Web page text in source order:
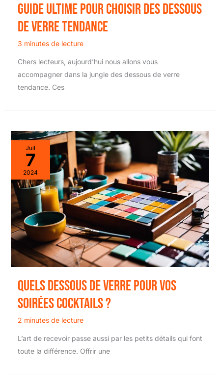
Guide ultime pour choisir des dessous
de verre tendance
3 minutes de lecture
Chers lecteurs, aujourd’hui nous allons vous
accompagner dans la jungle des dessous de verre
tendance. Ces
Juil
7
2024
Quels dessous de verre pour vos
soirées cocktails ?
2 minutes de lecture
L’art de recevoir passe aussi par les petits détails qui font
toute la différence. Offrir une